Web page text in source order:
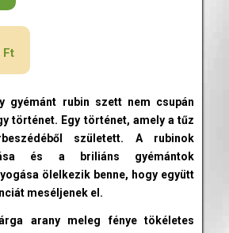
Ft
gyémánt rubin szett nem csupán
történet. Egy történet, amely a tűz
született. A rubinok
és a briliáns gyémántok
ölelkezik benne, hogy együtt
meséljenek el.
arany meleg fénye tökéletes